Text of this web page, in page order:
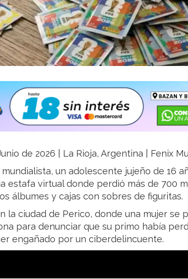
de 2026 | La Rioja, Argentina | Fenix
un adolescente jujeño de 16
estafa virtual donde perdió más de 700
álbumes y cajas con sobres de figuritas.
la ciudad de Perico, donde una mujer se
para denunciar que su primo había
engañado por un ciberdelincuente.